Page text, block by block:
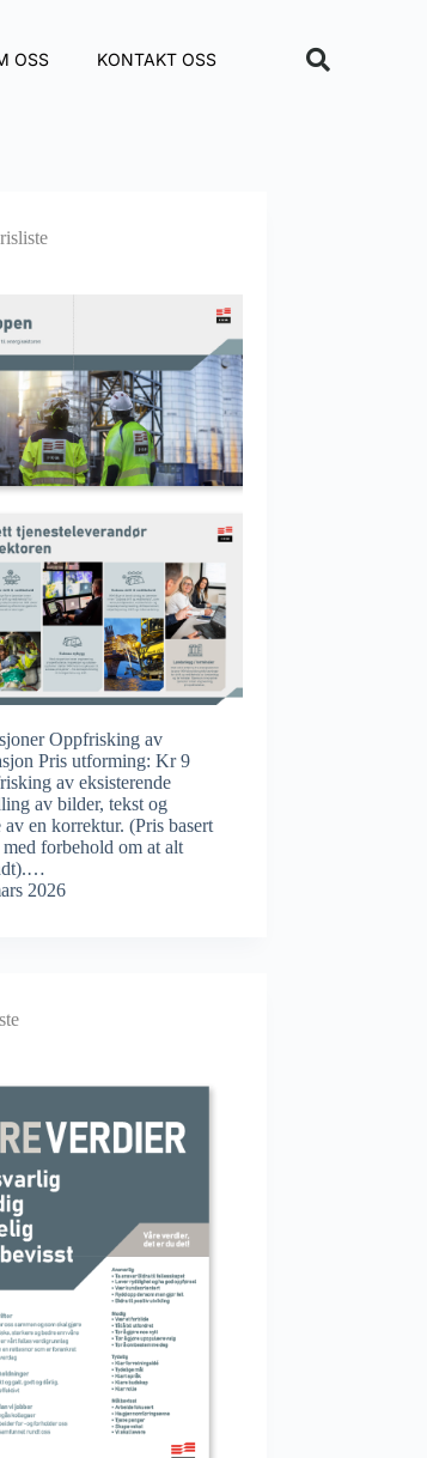
OSS KONTAKT OSS
Oppfrisking av
Pris utforming: Kr 9
av eksisterende
av bilder, tekst og
en korrektur. (Pris basert
forbehold om at alt
2026